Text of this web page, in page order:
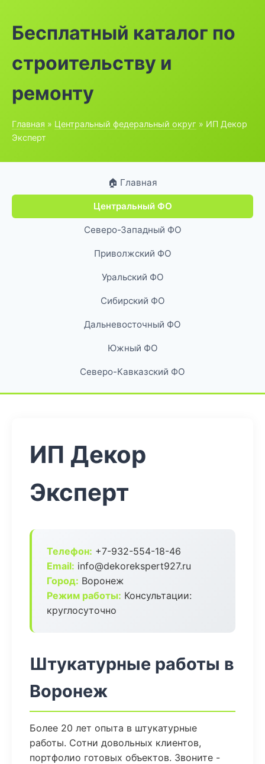
Бесплатный каталог по
строительству и
ремонту
Главная » Центральный федеральный округ » ИП Декор
Эксперт
🏠 Главная
Центральный ФО
Северо-Западный ФО
Приволжский ФО
Уральский ФО
Сибирский ФО
Дальневосточный ФО
Южный ФО
Северо-Кавказский ФО
ИП Декор
Эксперт
Телефон: +7-932-554-18-46
Email: info@dekorekspert927.ru
Город: Воронеж
Режим работы: Консультации:
круглосуточно
Штукатурные работы в
Воронеж
Более 20 лет опыта в штукатурные
работы. Сотни довольных клиентов,
портфолио готовых объектов. Звоните -